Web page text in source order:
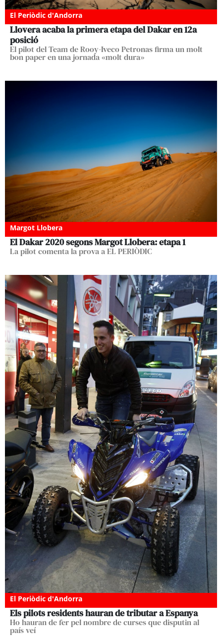
El Periòdic d'Andorra
Llovera acaba la primera etapa del Dakar en 12a
posició
El pilot del Team de Rooy-Iveco Petronas firma un molt
bon paper en una jornada «molt dura»
Margot Llobera
El Dakar 2020 segons Margot Llobera: etapa 1
La pilot comenta la prova a EL PERIÒDIC
El Periòdic d'Andorra
Els pilots residents hauran de tributar a Espanya
Ho hauran de fer pel nombre de curses que disputin al
país veí